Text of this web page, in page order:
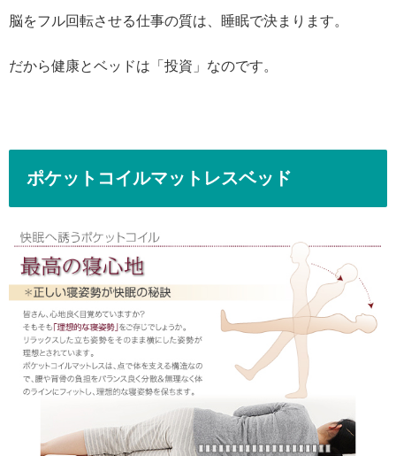
脳をフル回転させる仕事の質は、睡眠で決まります。
だから健康とベッドは「投資」なのです。
ポケットコイルマットレスベッド